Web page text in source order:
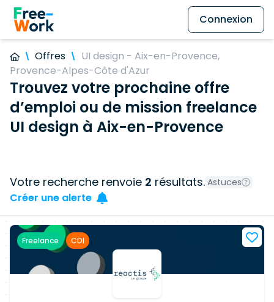
Connexion
Offres
UI design - Aix-en-Provence,
Provence-Alpes-Côte d'Azur
Trouvez votre prochaine offre
d’emploi ou de mission freelance
UI design à Aix-en-Provence
Votre recherche renvoie 2 résultats. Astuces
Créer une alerte
Freelance CDI